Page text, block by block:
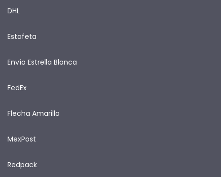
DHL
Estafeta
Envía Estrella Blanca
FedEx
Flecha Amarilla
MexPost
Redpack